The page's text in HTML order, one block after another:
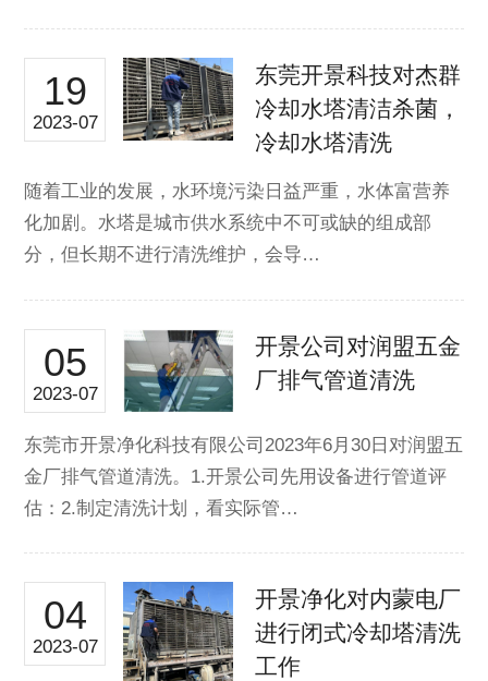
19
2023-07
东莞开景科技对杰群
冷却水塔清洁杀菌，
冷却水塔清洗
随着工业的发展，水环境污染日益严重，水体富营养
化加剧。水塔是城市供水系统中不可或缺的组成部
分，但长期不进行清洗维护，会导…
05
2023-07
开景公司对润盟五金
厂排气管道清洗
东莞市开景净化科技有限公司2023年6月30日对润盟五
金厂排气管道清洗。1.开景公司先用设备进行管道评
估：2.制定清洗计划，看实际管…
04
2023-07
开景净化对内蒙电厂
进行闭式冷却塔清洗
工作